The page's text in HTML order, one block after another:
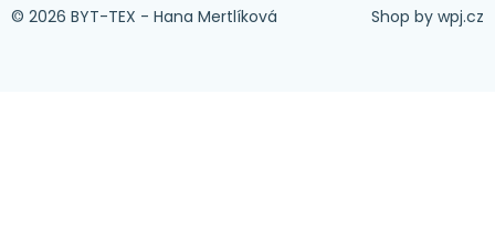
© 2026 BYT-TEX - Hana Mertlíková Shop by wpj.cz